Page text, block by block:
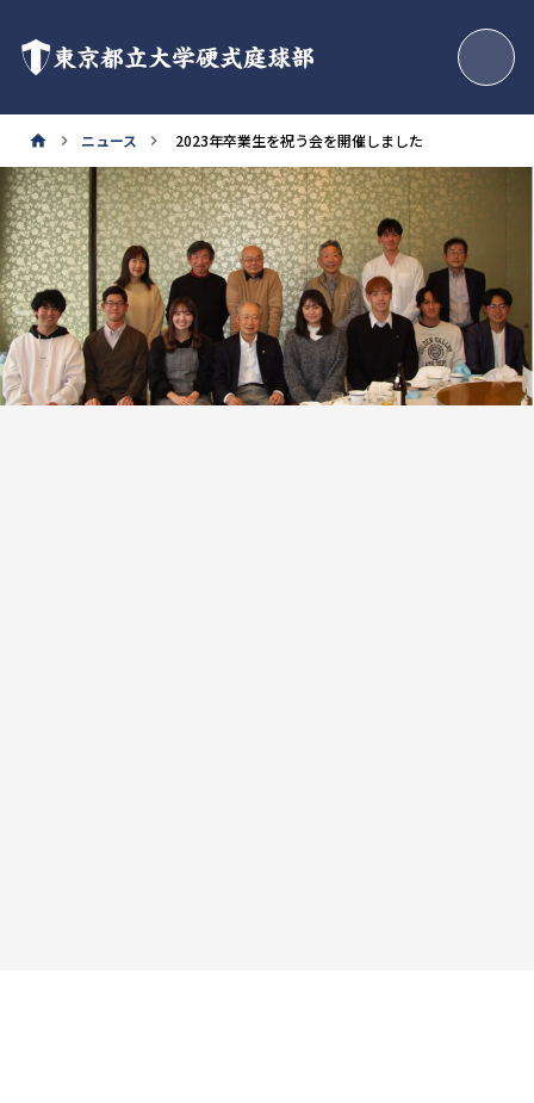
東京都立大学硬式庭球部
home keyboard_arrow_right ニュース keyboard_arrow_right 2023年卒業生を祝う会を開催しました